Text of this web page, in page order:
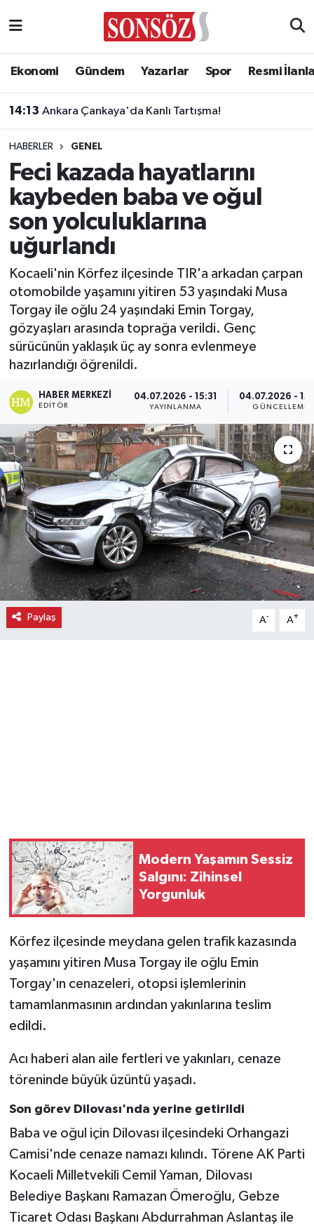
Ekonomi Gündem Yazarlar Spor Resmi
14:13 Ankara Çankaya'da Kanlı Tartışma!
HABERLER GENEL
Feci kazada hayatlarını
kaybeden baba ve oğul
son yolculuklarına
uğurlandı
Kocaeli'nin Körfez ilçesinde TIR'a arkadan çarpan
otomobilde yaşamını yitiren 53 yaşındaki Musa
Torgay ile oğlu 24 yaşındaki Emin Torgay,
gözyaşları arasında toprağa verildi. Genç
sürücünün yaklaşık üç ay sonra evlenmeye
hazırlandığı öğrenildi.
HABER MERKEZI
EDITÖR
04.07.2026 - 15:31
YAYINLANMA
04.07.2026 -
GÜNCELLEME
Paylaş A- A+
Modern Yaşamın Sessiz
Salgını: Zihinsel
Yorgunluk
Körfez ilçesinde meydana gelen trafik kazasında
yaşamını yitiren Musa Torgay ile oğlu Emin
Torgay'ın cenazeleri, otopsi işlemlerinin
tamamlanmasının ardından yakınlarına teslim
edildi.
Acı haberi alan aile fertleri ve yakınları, cenaze
töreninde büyük üzüntü yaşadı.
Son görev Dilovası'nda yerine getirildi
Baba ve oğul için Dilovası ilçesindeki Orhangazi
Camisi'nde cenaze namazı kılındı. Törene AK Parti
Kocaeli Milletvekili Cemil Yaman, Dilovası
Belediye Başkanı Ramazan Ömeroğlu, Gebze
Ticaret Odası Başkanı Abdurrahman Aslantaş ile
Asayiş
Biyografi
Çevre
Diğer
Dünya
Eğitim
Ekonomi
Eleman
Emlak
Gündem
Gurme
Haber
İlçe Haberleri
Keşfet
Kültür & Sanat
Sokak Hayvanlarını Sahiplendirme
Sonsöz Özel
Spor
Vasıta
Yaşam
Ankara Nöbetçi Eczaneler
Ankara Trafik Yoğunluk Haritası
Süper Lig Puan Durumu ve Fikstür
Tüm Manşetler
Son Dakika Haberleri
Haber Arşivi